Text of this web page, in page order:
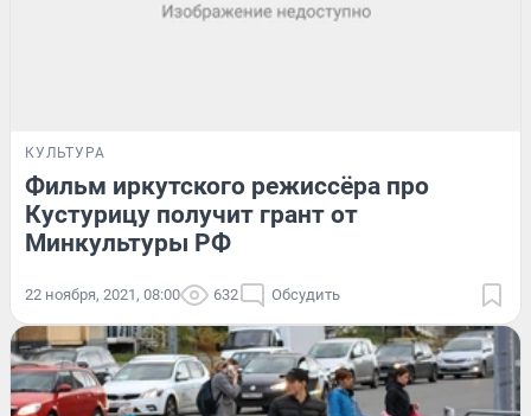
КУЛЬТУРА
Фильм иркутского режиссёра про
Кустурицу получит грант от
Минкультуры РФ
22 ноября, 2021, 08:00 632 Обсудить